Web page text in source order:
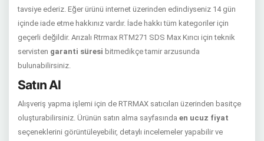
tavsiye ederiz. Eğer ürünü internet üzerinden edindiyseniz 14 gün
içinde iade etme hakkınız vardır. İade hakkı tüm kategoriler için
geçerli değildir. Arızalı Rtrmax RTM271 SDS Max Kırıcı için teknik
servisten garanti süresi bitmedikçe tamir arzusunda
bulunabilirsiniz.
Satın Al
Alışveriş yapma işlemi için de RTRMAX satıcıları üzerinden basitçe
oluşturabilirsiniz. Ürünün satın alma sayfasında en ucuz fiyat
seçeneklerini görüntüleyebilir, detaylı incelemeler yapabilir ve